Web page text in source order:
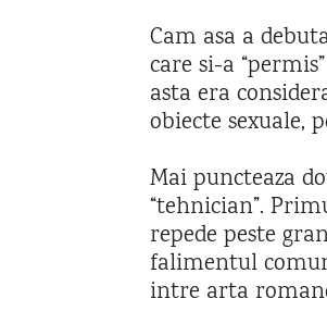
Cam asa a
care si-a
asta era
obiecte sexuale,
Mai puncteaza
“tehnician”.
repede peste
falimentul
intre arta